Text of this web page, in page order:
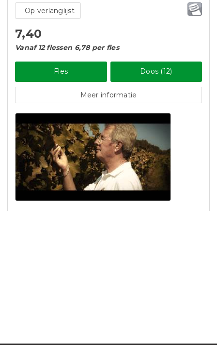
Op verlanglijst
7,40
Vanaf 12 flessen 6,78 per fles
Fles Doos (12)
Meer informatie